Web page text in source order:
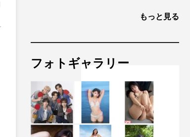
もっと見る
フォトギャラリー